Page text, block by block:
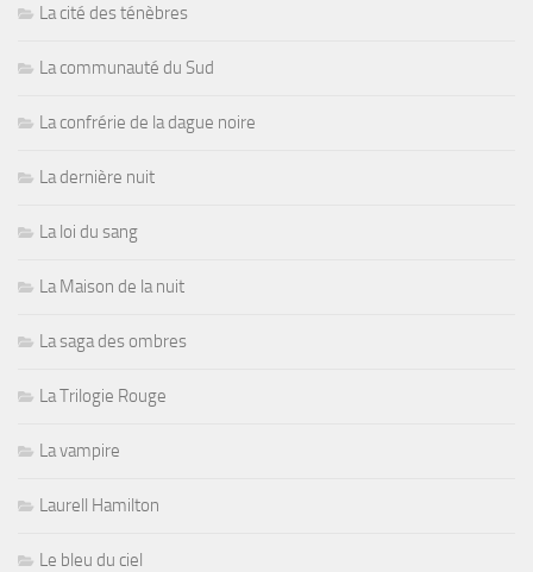
La cité des ténèbres
La communauté du Sud
La confrérie de la dague noire
La dernière nuit
La loi du sang
La Maison de la nuit
La saga des ombres
La Trilogie Rouge
La vampire
Laurell Hamilton
Le bleu du ciel